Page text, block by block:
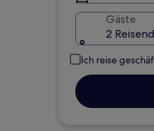
Gäste
2
Ich reise